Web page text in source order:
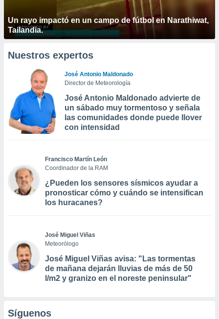
Un rayo impactó en un campo de fútbol en Narathiwat,
Tailandia.
Nuestros expertos
José Antonio Maldonado
Director de Meteorología
José Antonio Maldonado advierte de
un sábado muy tormentoso y señala
las comunidades donde puede llover
con intensidad
Francisco Martín León
Coordinador de la RAM
¿Pueden los sensores sísmicos ayudar a
pronosticar cómo y cuándo se intensifican
los huracanes?
José Miguel Viñas
Meteorólogo
José Miguel Viñas avisa: "Las tormentas
de mañana dejarán lluvias de más de 50
l/m2 y granizo en el noreste peninsular"
Síguenos